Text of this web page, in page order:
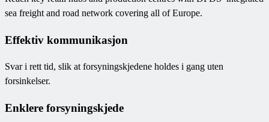
sea freight and road network covering all of Europe.
Effektiv kommunikasjon
Svar i rett tid, slik at forsyningskjedene holdes i gang uten
forsinkelser.
Enklere forsyningskjede